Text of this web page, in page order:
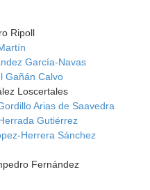
Ripoll
García-Navas
Gañán Calvo
Loscertales
Arias de Saavedra
Gutiérrez
Herrera Sánchez
Fernández